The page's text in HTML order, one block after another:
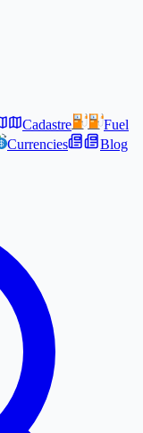
Cadastre
Fuel
Currencies
Blog